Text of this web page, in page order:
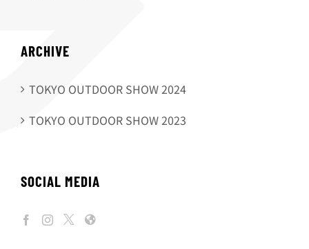
ARCHIVE
TOKYO OUTDOOR SHOW 2024
TOKYO OUTDOOR SHOW 2023
SOCIAL MEDIA